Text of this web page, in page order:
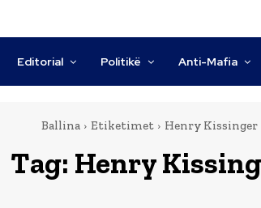
Editorial Politikë Anti-Mafia
Ballina Etiketimet Henry Kissinger
Tag: Henry